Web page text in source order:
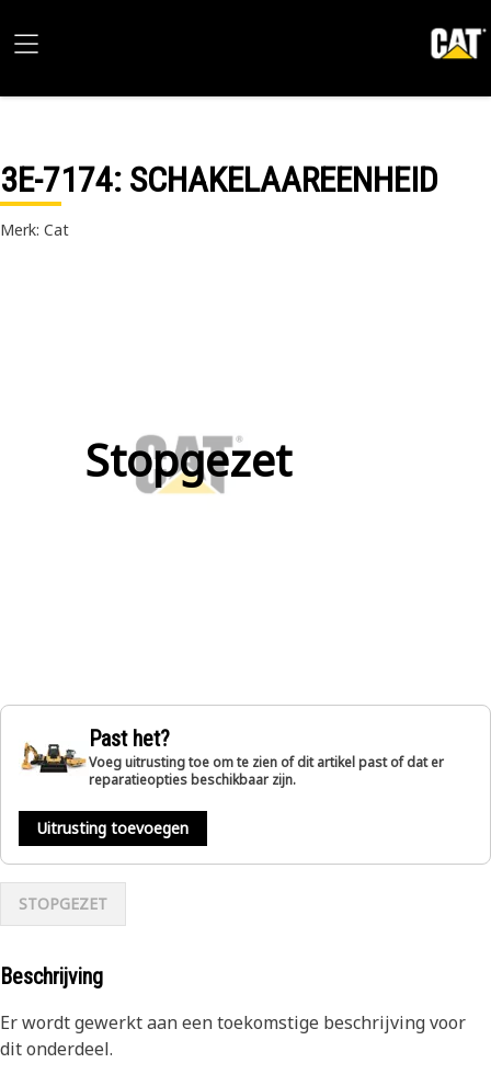
3E-7174: SCHAKELAAREENHEID
Merk: Cat
Stopgezet
Past het?
Voeg uitrusting toe om te zien of dit artikel past of dat er
reparatieopties beschikbaar zijn.
Uitrusting toevoegen
STOPGEZET
Beschrijving
Er wordt gewerkt aan een toekomstige beschrijving voor
dit onderdeel.